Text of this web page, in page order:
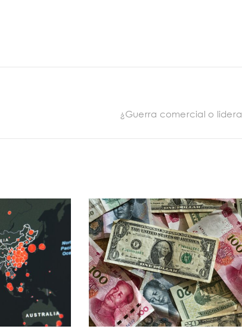
¿Guerra comercial o